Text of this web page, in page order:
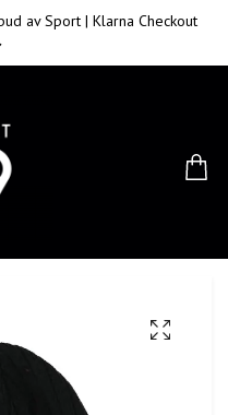
av Sport | Klarna Checkout